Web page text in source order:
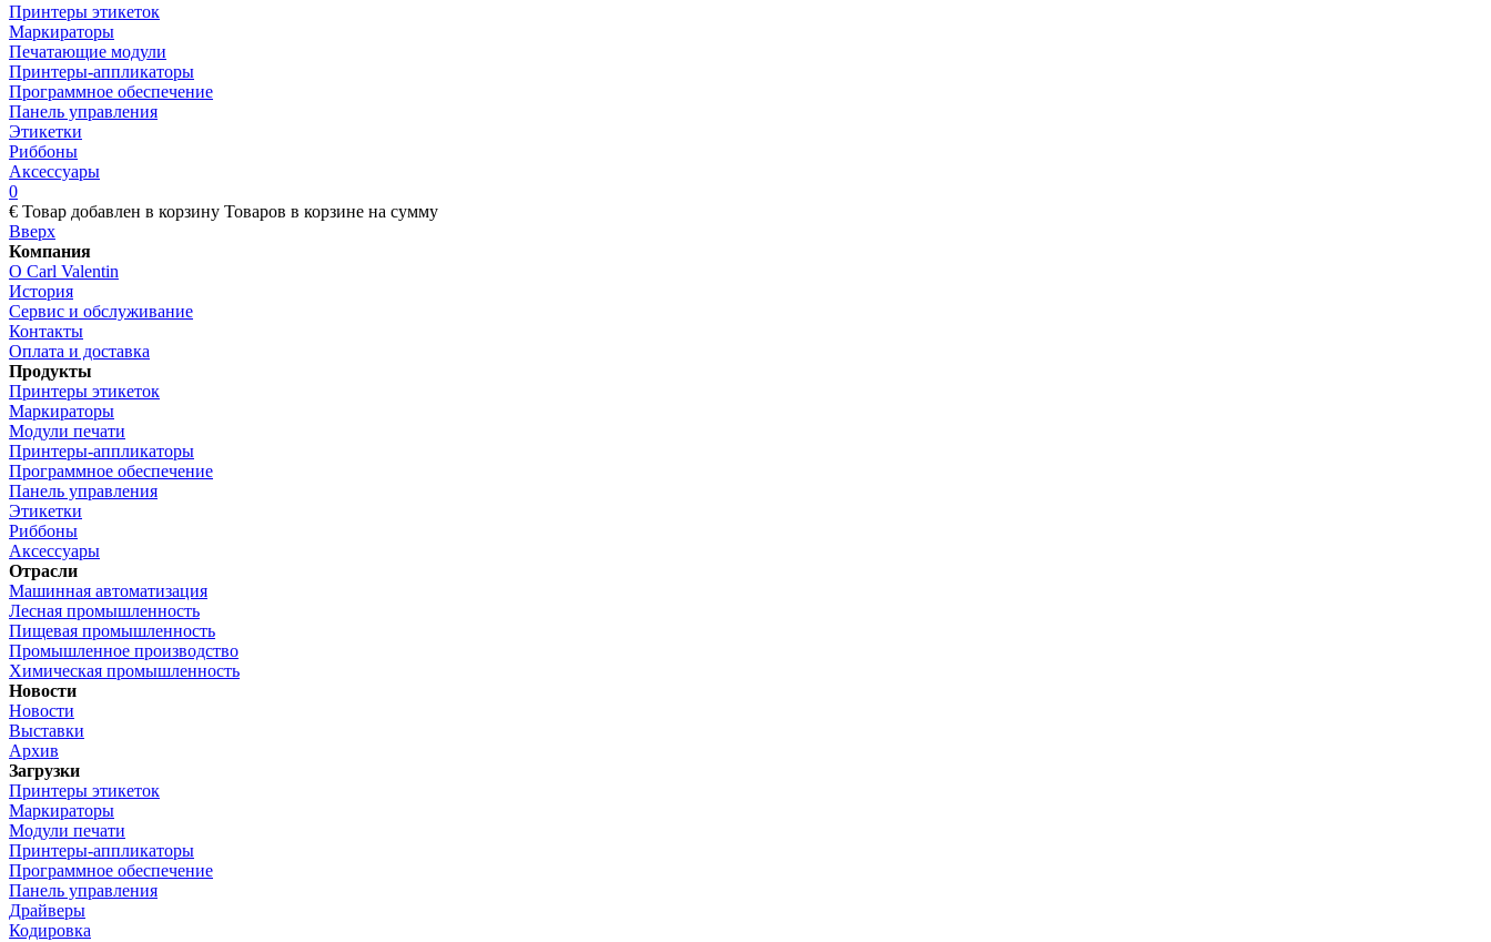
Принтеры этикеток
Маркираторы
Печатающие модули
Принтеры-аппликаторы
Программное обеспечение
Панель управления
Этикетки
Риббоны
Аксессуары
0
€ Товар добавлен в корзину Товаров в корзине на сумму
Вверх
Компания
О Carl Valentin
История
Сервис и обслуживание
Контакты
Оплата и доставка
Продукты
Принтеры этикеток
Маркираторы
Модули печати
Принтеры-аппликаторы
Программное обеспечение
Панель управления
Этикетки
Риббоны
Аксессуары
Отрасли
Машинная автоматизация
Лесная промышленность
Пищевая промышленность
Промышленное производство
Химическая промышленность
Новости
Новости
Выставки
Архив
Загрузки
Принтеры этикеток
Маркираторы
Модули печати
Принтеры-аппликаторы
Программное обеспечение
Панель управления
Драйверы
Кодировка